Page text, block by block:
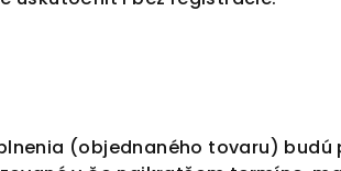
(objednaného tovaru)